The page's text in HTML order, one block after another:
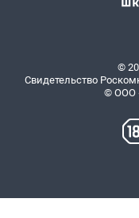
©
Свидетельство
© ООО